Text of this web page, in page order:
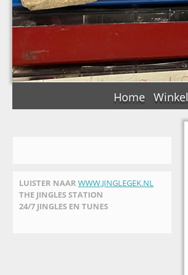
Home Winkel
LUISTER NAAR WWW.JINGLEGEK.NL
THE JINGLES STATION
24/7 JINGLES EN TUNES